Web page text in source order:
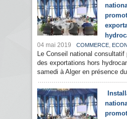
04 mai 2019 COMMERCE,
Le Conseil national consultatif
des exportations hors
samedi à Alger en présence